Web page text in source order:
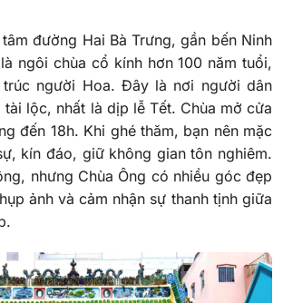
đường Hai Bà Trưng, gần bến Ninh
ngôi chùa cổ kính hơn 100 năm tuổi,
trúc người Hoa. Đây là nơi người dân
tài lộc, nhất là dịp lễ Tết. Chùa mở cửa
đến 18h. Khi ghé thăm, bạn nên mặc
kín đáo, giữ không gian tôn nghiêm.
nhưng Chùa Ông có nhiều góc đẹp
ảnh và cảm nhận sự thanh tịnh giữa